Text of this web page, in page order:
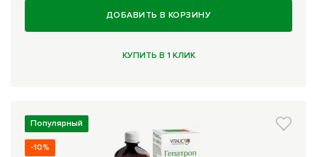
ДОБАВИТЬ В КОРЗИНУ
КУПИТЬ В 1 КЛИК
Популярный
-10%